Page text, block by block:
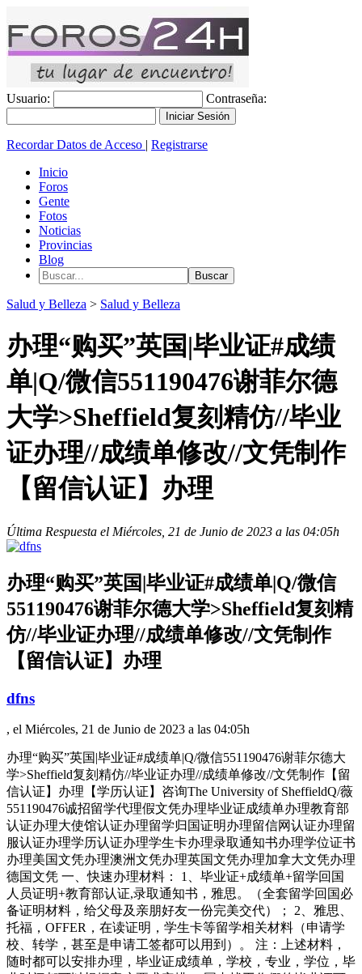
Usuario: Contraseña:
Recordar Datos de Acceso | Registrarse
Inicio
Foros
Gente
Fotos
Noticias
Provincias
Blog
Salud y Belleza > Salud y Belleza
办理“购买”英国|毕业证#成绩
单|Q/微信551190476谢菲尔德
大学>Sheffield复刻精仿//毕业
证办理//成绩单修改//文凭制作
【留信认证】办理
Última Respuesta el Miércoles, 21 de Junio de 2023 a las 04:05h
办理“购买”英国|毕业证#成绩单|Q/微信
551190476谢菲尔德大学>Sheffield复刻精
仿//毕业证办理//成绩单修改//文凭制作
【留信认证】办理
dfns
, el Miércoles, 21 de Junio de 2023 a las 04:05h
办理“购买”英国|毕业证#成绩单|Q/微信551190476谢菲尔德大
学>Sheffield复刻精仿//毕业证办理//成绩单修改//文凭制作【留
信认证】办理【学历认证】咨询The University of SheffieldQ/薇
551190476诚招留学代理假文凭办理毕业证成绩单办理教育部
认证办理大使馆认证办理留学归国证明办理留信网认证办理留
服认证办理学历认证办理学生卡办理录取通知书办理学位证书
办理美国文凭办理澳洲文凭办理英国文凭办理加拿大文凭办理
德国文凭 一、快速办理材料： 1、毕业证+成绩单+留学回国
人员证明+教育部认证,录取通知书，雅思。（全套留学回国必
备证明材料，给父母及亲朋好友一份完美交代）； 2、雅思、
托福，OFFER，在读证明，学生卡等留学相关材料（申请学
校、转学，甚至是申请工签都可以用到）。 注：上述材料，
随时都可以安排办理，毕业证成绩单，学校，专业，学位，毕